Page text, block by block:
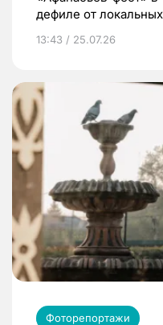
дефиле от
13:43 / 25.07.26
Фоторепортажи